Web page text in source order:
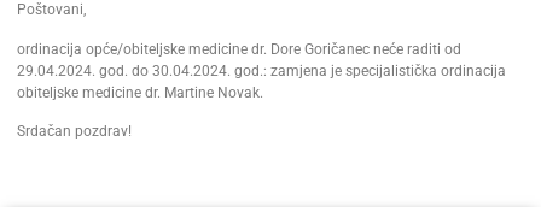
Poštovani,
ordinacija opće/obiteljske medicine dr. Dore Goričanec neće raditi od
29.04.2024. god. do 30.04.2024. god.: zamjena je specijalistička ordinacija
obiteljske medicine dr. Martine Novak.
Srdačan pozdrav!